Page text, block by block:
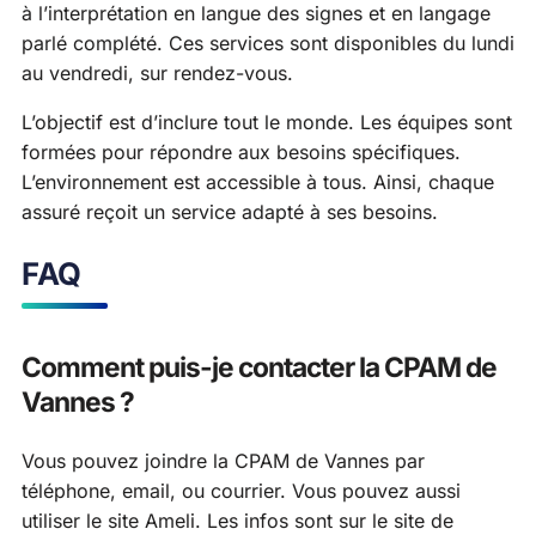
à l’interprétation en langue des signes et en langage
parlé complété. Ces services sont disponibles du lundi
au vendredi, sur rendez-vous.
L’objectif est d’inclure tout le monde. Les équipes sont
formées pour répondre aux besoins spécifiques.
L’environnement est accessible à tous. Ainsi, chaque
assuré reçoit un service adapté à ses besoins.
FAQ
Comment puis-je contacter la CPAM de
Vannes ?
Vous pouvez joindre la CPAM de Vannes par
téléphone, email, ou courrier. Vous pouvez aussi
utiliser le site Ameli. Les infos sont sur le site de